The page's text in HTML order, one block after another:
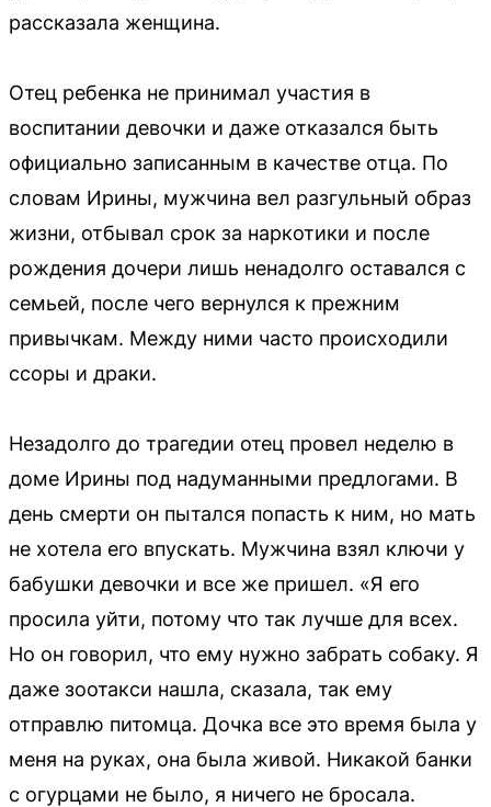
рассказала женщина.
Отец ребенка не принимал участия в
воспитании девочки и даже отказался быть
официально записанным в качестве отца. По
словам Ирины, мужчина вел разгульный образ
жизни, отбывал срок за наркотики и после
рождения дочери лишь ненадолго оставался с
семьей, после чего вернулся к прежним
привычкам. Между ними часто происходили
ссоры и драки.
Незадолго до трагедии отец провел неделю в
доме Ирины под надуманными предлогами. В
день смерти он пытался попасть к ним, но мать
не хотела его впускать. Мужчина взял ключи у
бабушки девочки и все же пришел. «Я его
просила уйти, потому что так лучше для всех.
Но он говорил, что ему нужно забрать собаку. Я
даже зоотакси нашла, сказала, так ему
отправлю питомца. Дочка все это время была у
меня на руках, она была живой. Никакой банки
с огурцами не было, я ничего не бросала.